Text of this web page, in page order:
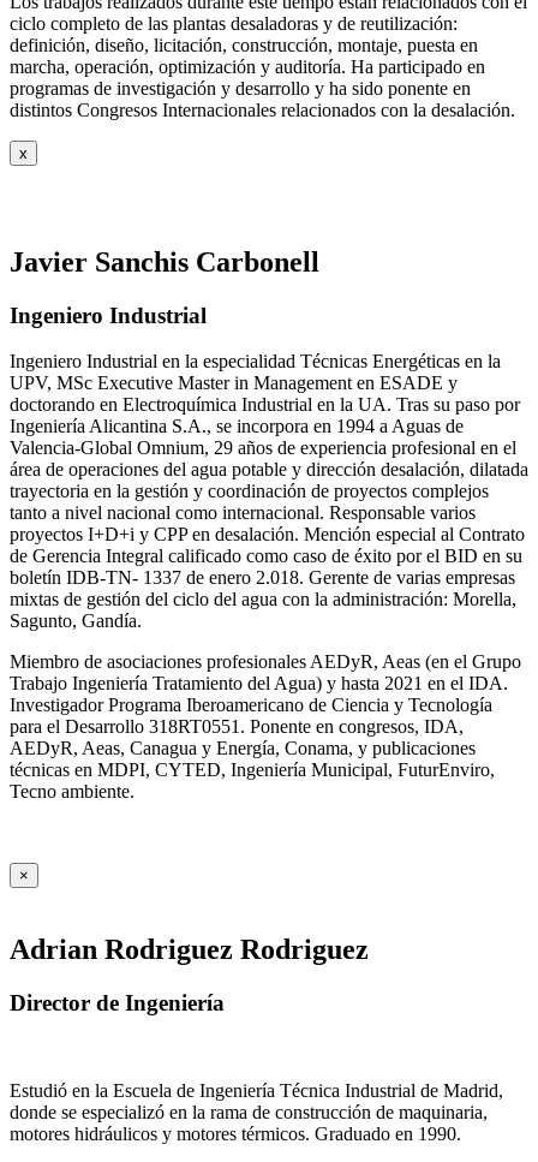
ciclo completo de las plantas desaladoras y de reutilización:
definición, diseño, licitación, construcción, montaje, puesta en
marcha, operación, optimización y auditoría. Ha participado en
programas de investigación y desarrollo y ha sido ponente en
distintos Congresos Internacionales relacionados con la desalación.
x
Javier Sanchis Carbonell
Ingeniero Industrial
Ingeniero Industrial en la especialidad Técnicas Energéticas en la
UPV, MSc Executive Master in Management en ESADE y
doctorando en Electroquímica Industrial en la UA. Tras su paso por
Ingeniería Alicantina S.A., se incorpora en 1994 a Aguas de
Valencia-Global Omnium, 29 años de experiencia profesional en el
área de operaciones del agua potable y dirección desalación, dilatada
trayectoria en la gestión y coordinación de proyectos complejos
tanto a nivel nacional como internacional. Responsable varios
proyectos I+D+i y CPP en desalación. Mención especial al Contrato
de Gerencia Integral calificado como caso de éxito por el BID en su
boletín IDB-TN- 1337 de enero 2.018. Gerente de varias empresas
mixtas de gestión del ciclo del agua con la administración: Morella,
Sagunto, Gandía.
Miembro de asociaciones profesionales AEDyR, Aeas (en el Grupo
Trabajo Ingeniería Tratamiento del Agua) y hasta 2021 en el IDA.
Investigador Programa Iberoamericano de Ciencia y Tecnología
para el Desarrollo 318RT0551. Ponente en congresos, IDA,
AEDyR, Aeas, Canagua y Energía, Conama, y publicaciones
técnicas en MDPI, CYTED, Ingeniería Municipal, FuturEnviro,
Tecno ambiente.
×
Adrian Rodriguez Rodriguez
Director de Ingeniería
Estudió en la Escuela de Ingeniería Técnica Industrial de Madrid,
donde se especializó en la rama de construcción de maquinaria,
motores hidráulicos y motores térmicos. Graduado en 1990.